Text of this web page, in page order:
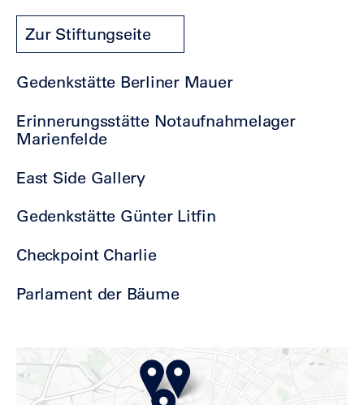
Zur Stiftungseite
Gedenkstätte Berliner Mauer
Erinnerungsstätte Notaufnahmelager
Marienfelde
East Side Gallery
Gedenkstätte Günter Litfin
Checkpoint Charlie
Parlament der Bäume